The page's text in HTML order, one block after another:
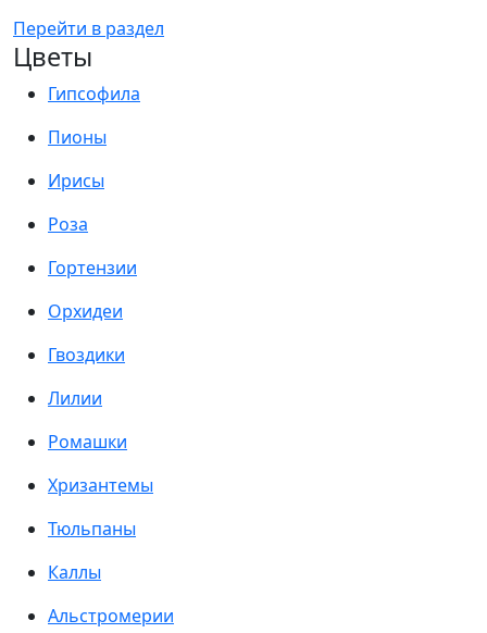
Перейти в раздел
Цветы
Гипсофила
Пионы
Ирисы
Роза
Гортензии
Орхидеи
Гвоздики
Лилии
Ромашки
Хризантемы
Тюльпаны
Каллы
Альстромерии